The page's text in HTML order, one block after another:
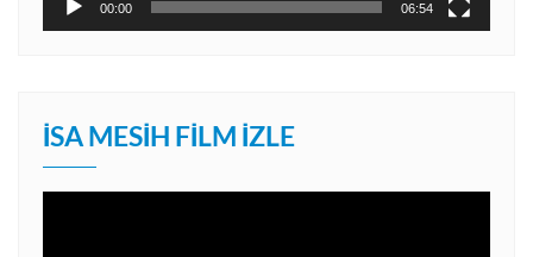
00:00 06:54
İSA MESIH FILM İZLE